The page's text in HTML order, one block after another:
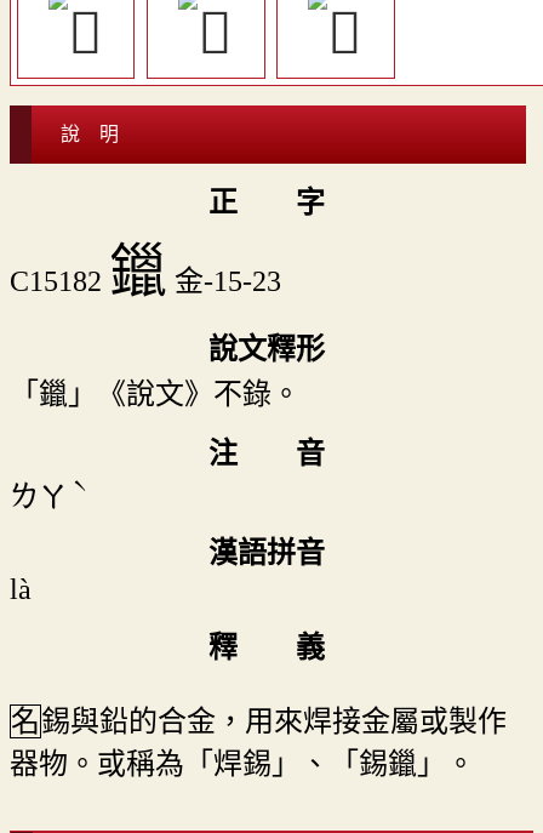
說 明
正 字
C15182 鑞 金-15-23
說文釋形
「鑞」《說文》不錄。
注 音
ㄌㄚ ˋ
漢語拼音
là
釋 義
名錫與鉛的合金，用來焊接金屬或製作
器物。或稱為「焊錫」、「錫鑞」。